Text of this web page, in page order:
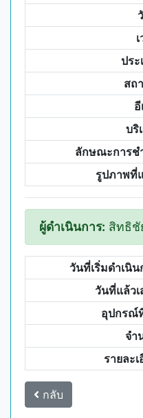
ประ
สถ
อี
บริ
ลักษณะการช
รูปภาพที่
ผู้ดำเนินการ: สิทธิชั
วันที่เริ่มดำเนิน
วันที่แล้วเ
อุปกรณ์
จำ
รายละ
กลับ